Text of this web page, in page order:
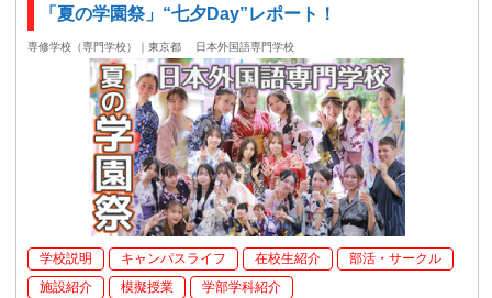
「夏の学園祭」“七夕Day”レポート！
専修学校（専門学校）｜東京都 日本外国語専門学校
学校説明 キャンパスライフ 在校生紹介
部活・サークル
施設紹介
模擬授業 学部学科紹介